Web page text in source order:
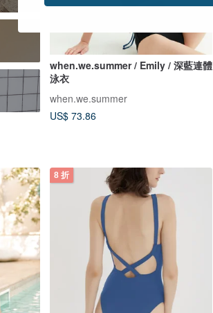
when.we.summer / Emily / 深藍連體
泳衣
when.we.summer
US$ 73.86
8 折